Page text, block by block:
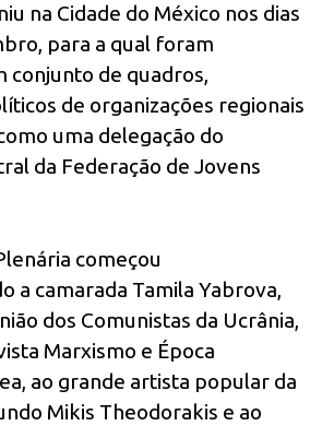
na Cidade do México nos dias
para a qual foram
conjunto de quadros,
de organizações regionais
uma delegação do
da Federação de Jovens
começou
a camarada Tamila Yabrova,
dos Comunistas da Ucrânia,
Marxismo e Época
ao grande artista popular da
Mikis Theodorakis e ao